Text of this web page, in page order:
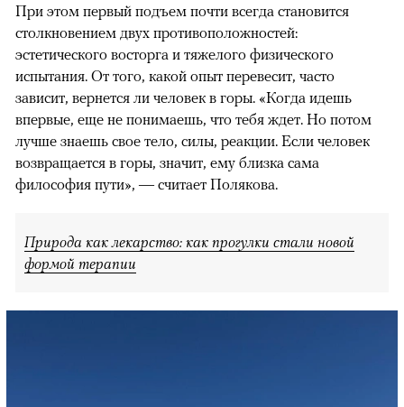
При этом первый подъем почти всегда становится
столкновением двух противоположностей:
эстетического восторга и тяжелого физического
испытания. От того, какой опыт перевесит, часто
зависит, вернется ли человек в горы. «Когда идешь
впервые, еще не понимаешь, что тебя ждет. Но потом
лучше знаешь свое тело, силы, реакции. Если человек
возвращается в горы, значит, ему близка сама
философия пути», — считает Полякова.
Природа как лекарство: как прогулки стали новой
формой терапии